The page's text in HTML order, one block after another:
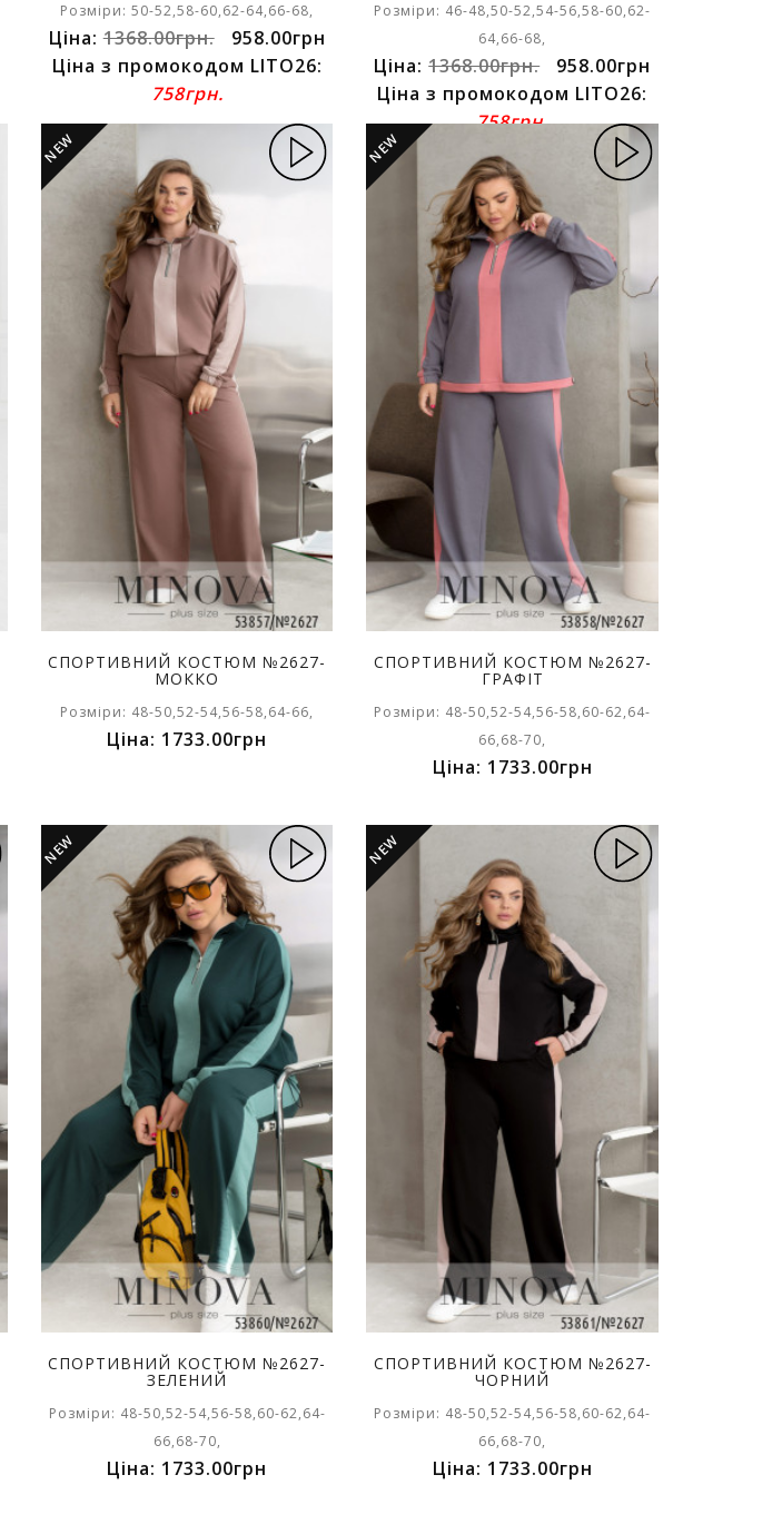
Розміри: 50-52,58-60,62-64,66-68,
Ціна:1368.00грн.
958.00грн
Ціна з промокодом LITO26:
758грн.
Розміри: 46-48,50-52,54-56,58-60,62-
64,66-68,
Ціна:1368.00грн.
958.00грн
Ціна з промокодом LITO26:
758грн.
NEW
СПОРТИВНИЙ КОСТЮМ №2627-
МОККО
Розміри: 48-50,52-54,56-58,64-66,
Ціна: 1733.00грн
NEW
СПОРТИВНИЙ КОСТЮМ №2627-
ГРАФІТ
Розміри: 48-50,52-54,56-58,60-62,64-
66,68-70,
Ціна: 1733.00грн
NEW
СПОРТИВНИЙ КОСТЮМ №2627-
ЗЕЛЕНИЙ
Розміри: 48-50,52-54,56-58,60-62,64-
66,68-70,
Ціна: 1733.00грн
NEW
СПОРТИВНИЙ КОСТЮМ №2627-
ЧОРНИЙ
Розміри: 48-50,52-54,56-58,60-62,64-
66,68-70,
Ціна: 1733.00грн